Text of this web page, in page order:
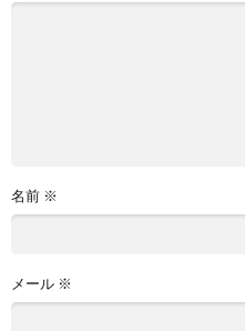
名前 ※
メール ※